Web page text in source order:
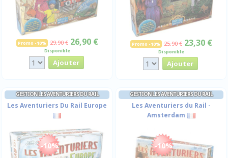
Promo -10% 29,90 € 26,90 €
Disponible
Promo -10% 25,90 € 23,30 €
Disponible
GESTION LES AVENTURIERS DU RAIL
Les Aventuriers Du Rail Europe
-10%
GESTION LES AVENTURIERS DU RAIL
Les Aventuriers du Rail -
Amsterdam
-10%